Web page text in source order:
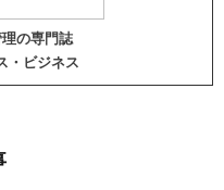
の専門誌
・ビジネス